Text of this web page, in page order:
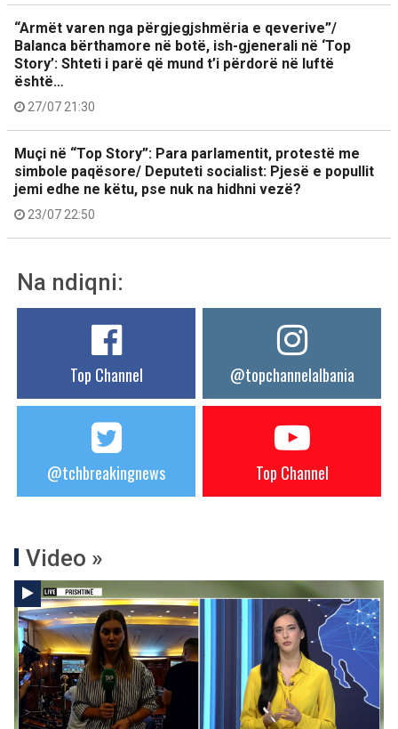
“Armët varen nga përgjegjshmëria e qeverive”/
Balanca bërthamore në botë, ish-gjenerali në ‘Top
Story’: Shteti i parë që mund t’i përdorë në luftë
është…
27/07 21:30
Muçi në “Top Story”: Para parlamentit, protestë me
simbole paqësore/ Deputeti socialist: Pjesë e popullit
jemi edhe ne këtu, pse nuk na hidhni vezë?
23/07 22:50
Na ndiqni:
Top Channel @topchannelalbania
@tchbreakingnews Top Channel
Video »